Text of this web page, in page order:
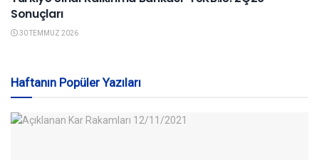
Sonuçları
30 TEMMUZ 2026
Haftanın Popüler Yazıları